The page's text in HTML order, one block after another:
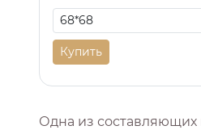
Купить
Одна из